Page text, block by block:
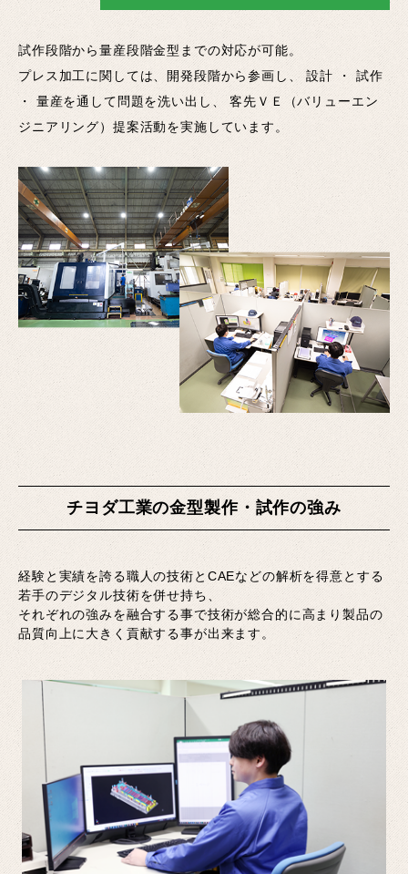
試作段階から量産段階金型までの対応が可能。
プレス加工に関しては、開発段階から参画し、 設計 ・ 試作
・ 量産を通して問題を洗い出し、 客先ＶＥ（バリューエン
ジニアリング）提案活動を実施しています。
チヨダ工業の金型製作・試作の強み
経験と実績を誇る職人の技術とCAEなどの解析を得意とする
若手のデジタル技術を併せ持ち、
それぞれの強みを融合する事で技術が総合的に高まり製品の
品質向上に大きく貢献する事が出来ます。